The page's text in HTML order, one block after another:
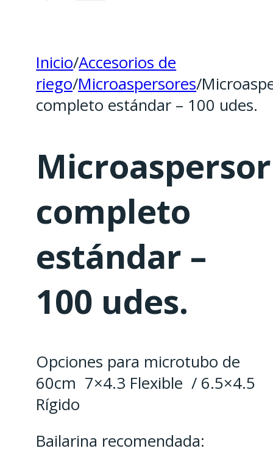
Inicio/Accesorios de
riego/Microaspersores/
completo estándar – 100 udes.
Microaspersor
completo
estándar –
100 udes.
Opciones para microtubo de
60cm 7×4.3 Flexible / 6.5×4.5
Rígido
Bailarina recomendada: